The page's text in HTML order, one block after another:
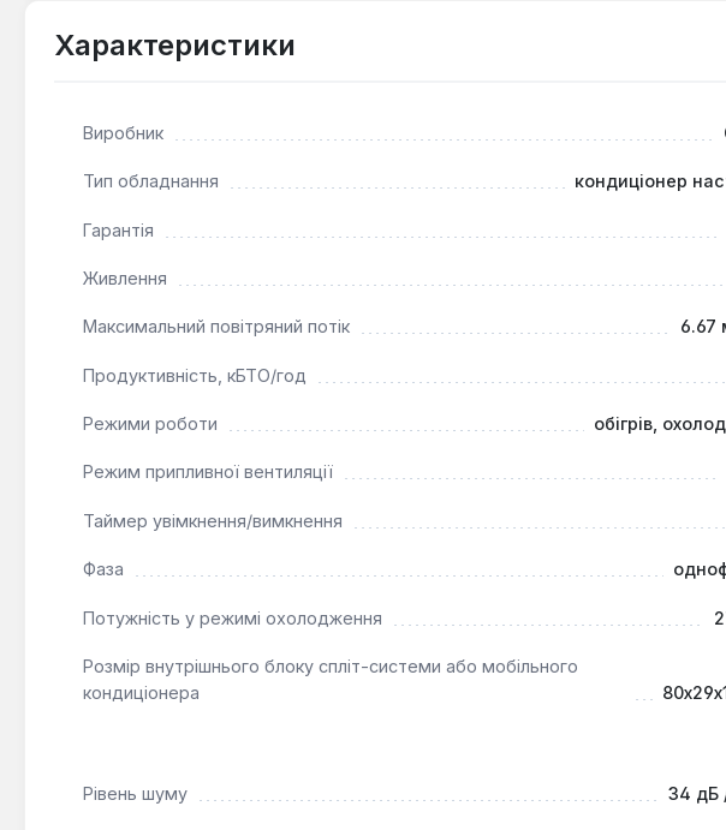
Низький рівень шуму: Рівень шуму внутрішнього блоку в діапазоні 34-
Кондиціонер Galanz GIOW09RV35r410 є функціональним рішенням для
Характеристики
Виробник
Тип обладнання кондиціонер
Гарантія
Живлення
Максимальний повітряний потік 6.67
Продуктивність, кБТО/год
Режими роботи обігрів,
Режим припливної вентиляції
Таймер увімкнення/вимкнення
Фаза
Потужність у режимі охолодження
Розмір внутрішнього блоку спліт-системи або мобільного
кондиціонера
Рівень шуму 34 дБ